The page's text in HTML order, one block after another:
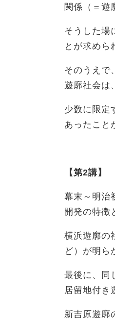
関係（＝遊
そうした場
とが求めら
そのうえで
遊廓社会は
少数に限定
あったこと
【第2講
幕末～明治
開発の特徴
横浜遊廓の
ど）が明ら
最後に、同
居留地付き
新吉原遊廓